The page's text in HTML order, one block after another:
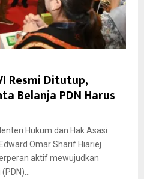
Resmi Ditutup,
Belanja PDN Harus
Hukum dan Hak Asasi
Omar Sharif Hiariej
aktif mewujudkan